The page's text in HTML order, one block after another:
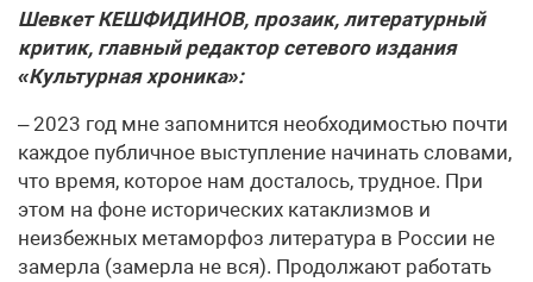
Шевкет КЕШФИДИНОВ, прозаик, литературный
критик, главный редактор сетевого издания
«Культурная хроника»:
– 2023 год мне запомнится необходимостью почти
каждое публичное выступление начинать словами,
что время, которое нам досталось, трудное. При
этом на фоне исторических катаклизмов и
неизбежных метаморфоз литература в России не
замерла (замерла не вся). Продолжают работать